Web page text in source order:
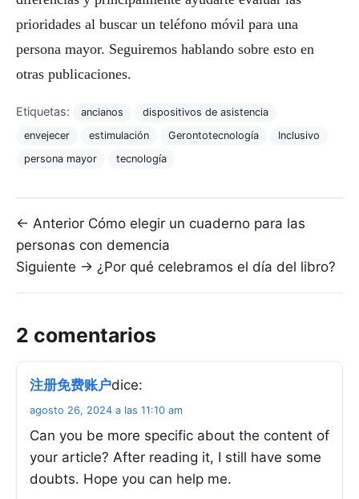
prioridades al buscar un teléfono móvil para una
persona mayor. Seguiremos hablando sobre esto en
otras publicaciones.
Etiquetas: ancianos
dispositivos de asistencia
envejecer
estimulación Gerontotecnología
Inclusivo
persona mayor
tecnología
Navegación de entradas
← Anterior Cómo elegir un cuaderno para las
personas con demencia
Siguiente → ¿Por qué celebramos el día del libro?
2 comentarios
注册免费账户dice:
agosto 26, 2024 a las 11:10 am
Can you be more specific about the content of
your article? After reading it, I still have some
doubts. Hope you can help me.